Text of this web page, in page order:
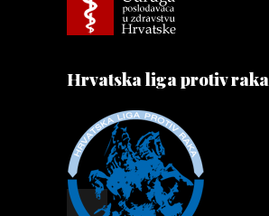
Hrvatska liga protiv raka